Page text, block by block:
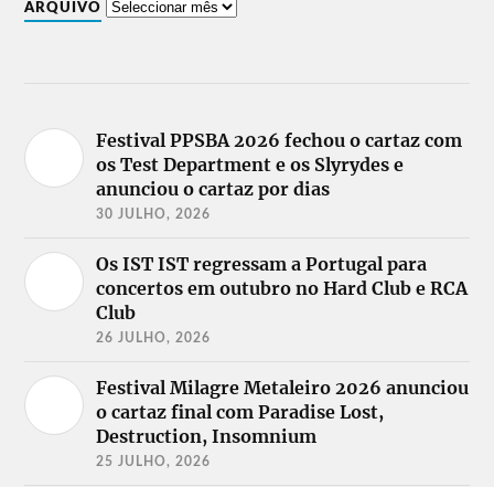
ARQUIVO
Festival PPSBA 2026 fechou o cartaz com
os Test Department e os Slyrydes e
anunciou o cartaz por dias
30 JULHO, 2026
Os IST IST regressam a Portugal para
concertos em outubro no Hard Club e RCA
Club
26 JULHO, 2026
Festival Milagre Metaleiro 2026 anunciou
o cartaz final com Paradise Lost,
Destruction, Insomnium
25 JULHO, 2026